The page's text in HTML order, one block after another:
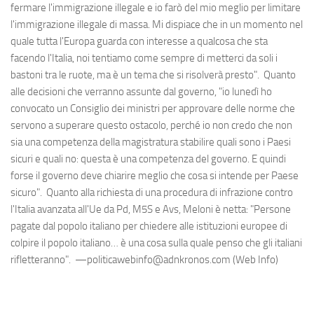
fermare l'immigrazione illegale e io farò del mio meglio per limitare
l'immigrazione illegale di massa. Mi dispiace che in un momento nel
quale tutta l'Europa guarda con interesse a qualcosa che sta
facendo l'Italia, noi tentiamo come sempre di metterci da soli i
bastoni tra le ruote, ma è un tema che si risolverà presto". Quanto
alle decisioni che verranno assunte dal governo, "io lunedì ho
convocato un Consiglio dei ministri per approvare delle norme che
servono a superare questo ostacolo, perché io non credo che non
sia una competenza della magistratura stabilire quali sono i Paesi
sicuri e quali no: questa è una competenza del governo. E quindi
forse il governo deve chiarire meglio che cosa si intende per Paese
sicuro". Quanto alla richiesta di una procedura di infrazione contro
l'Italia avanzata all'Ue da Pd, M5S e Avs, Meloni è netta: "Persone
pagate dal popolo italiano per chiedere alle istituzioni europee di
colpire il popolo italiano… è una cosa sulla quale penso che gli italiani
rifletteranno". —politicawebinfo@adnkronos.com (Web Info)